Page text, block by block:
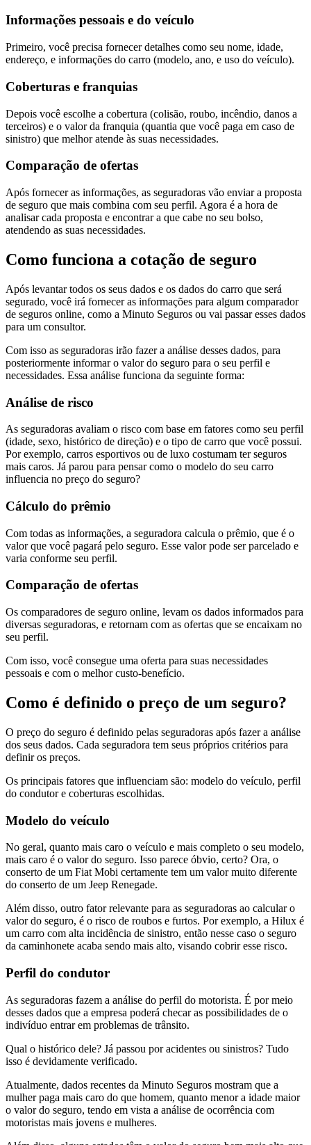
Informações pessoais e do veículo
Primeiro, você precisa fornecer detalhes como seu nome, idade,
endereço, e informações do carro (modelo, ano, e uso do veículo).
Coberturas e franquias
Depois você escolhe a cobertura (colisão, roubo, incêndio, danos a
terceiros) e o valor da franquia (quantia que você paga em caso de
sinistro) que melhor atende às suas necessidades.
Comparação de ofertas
Após fornecer as informações, as seguradoras vão enviar a proposta
de seguro que mais combina com seu perfil. Agora é a hora de
analisar cada proposta e encontrar a que cabe no seu bolso,
atendendo as suas necessidades.
Como funciona a cotação de seguro
Após levantar todos os seus dados e os dados do carro que será
segurado, você irá fornecer as informações para algum comparador
de seguros online, como a Minuto Seguros ou vai passar esses dados
para um consultor.
Com isso as seguradoras irão fazer a análise desses dados, para
posteriormente informar o valor do seguro para o seu perfil e
necessidades. Essa análise funciona da seguinte forma:
Análise de risco
As seguradoras avaliam o risco com base em fatores como seu perfil
(idade, sexo, histórico de direção) e o tipo de carro que você possui.
Por exemplo, carros esportivos ou de luxo costumam ter seguros
mais caros. Já parou para pensar como o modelo do seu carro
influencia no preço do seguro?
Cálculo do prêmio
Com todas as informações, a seguradora calcula o prêmio, que é o
valor que você pagará pelo seguro. Esse valor pode ser parcelado e
varia conforme seu perfil.
Comparação de ofertas
Os comparadores de seguro online, levam os dados informados para
diversas seguradoras, e retornam com as ofertas que se encaixam no
seu perfil.
Com isso, você consegue uma oferta para suas necessidades
pessoais e com o melhor custo-benefício.
Como é definido o preço de um seguro?
O preço do seguro é definido pelas seguradoras após fazer a análise
dos seus dados. Cada seguradora tem seus próprios critérios para
definir os preços.
Os principais fatores que influenciam são: modelo do veículo, perfil
do condutor e coberturas escolhidas.
Modelo do veículo
No geral, quanto mais caro o veículo e mais completo o seu modelo,
mais caro é o valor do seguro. Isso parece óbvio, certo? Ora, o
conserto de um Fiat Mobi certamente tem um valor muito diferente
do conserto de um Jeep Renegade.
Além disso, outro fator relevante para as seguradoras ao calcular o
valor do seguro, é o risco de roubos e furtos. Por exemplo, a Hilux é
um carro com alta incidência de sinistro, então nesse caso o seguro
da caminhonete acaba sendo mais alto, visando cobrir esse risco.
Perfil do condutor
As seguradoras fazem a análise do perfil do motorista. É por meio
desses dados que a empresa poderá checar as possibilidades de o
indivíduo entrar em problemas de trânsito.
Qual o histórico dele? Já passou por acidentes ou sinistros? Tudo
isso é devidamente verificado.
Atualmente, dados recentes da Minuto Seguros mostram que a
mulher paga mais caro do que homem, quanto menor a idade maior
o valor do seguro, tendo em vista a análise de ocorrência com
motoristas mais jovens e mulheres.